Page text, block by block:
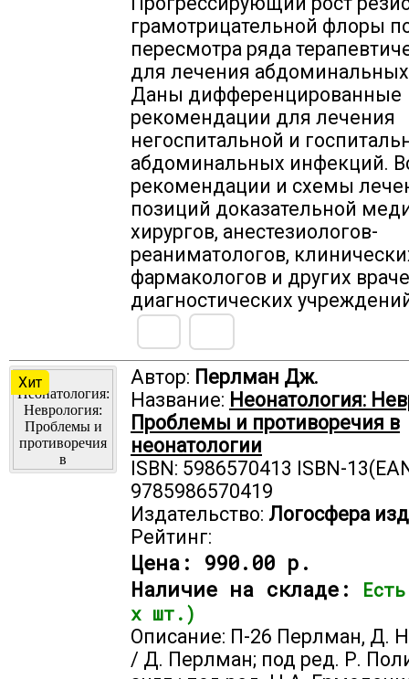
грамотрицательной флоры
пересмотра ряда
для лечения
Даны дифференцированные
рекомендации для лечения
негоспитальной и
абдоминальных инфекций.
рекомендации и схемы
позиций доказательной
хирургов, анестезиологов-
реаниматологов,
фармакологов и других
диагностических
Хит Автор: Перлман Дж.
Название: Неонатология:
Проблемы и противоречия в
неонатологии
ISBN: 5986570413 ISBN-
9785986570419
Издательство: Логосфера
Рейтинг:
Цена: 990.00 р.
Наличие на складе:
х шт.)
Описание: П-26 Перлман, Д.
/ Д. Перлман; под ред. Р.